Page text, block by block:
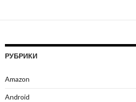
РУБРИКИ
Amazon
Android